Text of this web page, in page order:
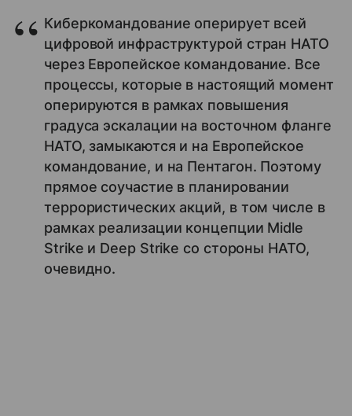
Киберкомандование оперирует всей
цифровой инфраструктурой стран НАТО
через Европейское командование. Все
процессы, которые в настоящий момент
оперируются в рамках повышения
градуса эскалации на восточном фланге
НАТО, замыкаются и на Европейское
командование, и на Пентагон. Поэтому
прямое соучастие в планировании
террористических акций, в том числе в
рамках реализации концепции Midle
Strike и Deep Strike со стороны НАТО,
очевидно.